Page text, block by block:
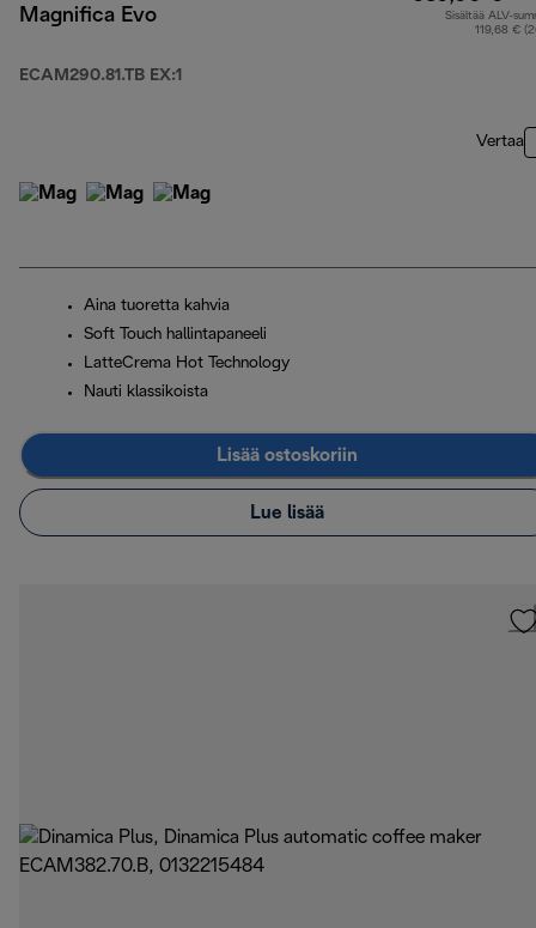
Magnifica Evo
ECAM290.81.TB EX:1
Sisältää ALV-
119,68 €
Vertaa
Aina tuoretta kahvia
Soft Touch hallintapaneeli
LatteCrema Hot Technology
Nauti klassikoista
Lisää ostoskoriin
Lue lisää